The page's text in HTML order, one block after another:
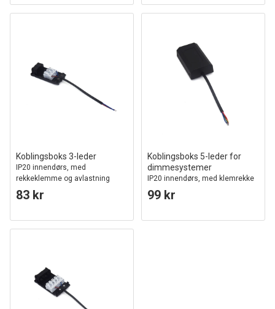
Koblingsboks 3-leder
IP20 innendørs, med
rekkeklemme og avlastning
83 kr
Koblingsboks 5-leder for
dimmesystemer
IP20 innendørs, med klemrekke
og strekkavlaster, 0-10V / DALI
99 kr